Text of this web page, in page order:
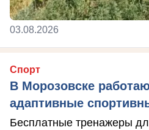
03.08.2026
Спорт
В Морозовске
адаптивные
Бесплатные тренажеры